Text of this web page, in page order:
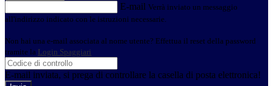
E-mail Verrà inviato un messaggio
all'indirizzo indicato con le istruzioni necessarie.
Non hai una e-mail associata al nome utente? Effettua il reset della password
tramite la Login Spaggiari
E-mail inviata, si prega di controllare la casella di posta elettronica!